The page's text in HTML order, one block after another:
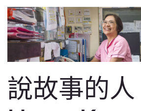
說故事的人